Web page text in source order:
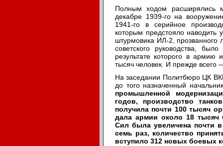
Полным ходом расширялись
декабре 1939-го на
1941-го в серийное
которым предстояло
штурмовика ИЛ-2,
советского руководства,
результате которого в
тысяч человек. И прежде всего
На заседании Политбюро ЦК
до того назначенный
промышленной
годов, производство
получила почти 100 тысяч
дала армии около 18 тысяч
Сил была увеличена почти
семь раз, количество
вступило 312 новых боевых